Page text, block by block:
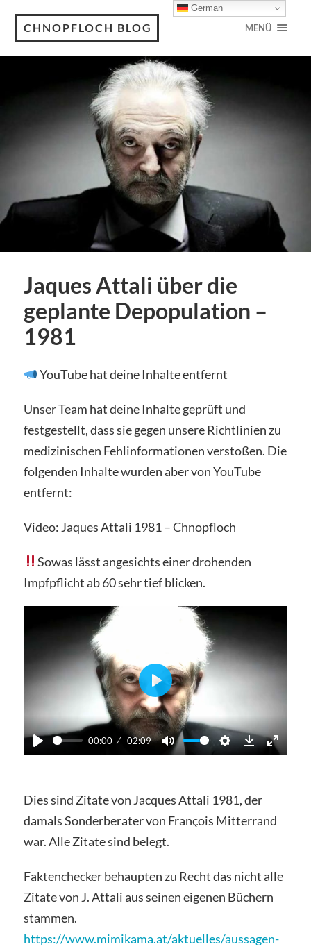
CHNOPFLOCH BLOG MENÜ
Jaques Attali über die
geplante Depopulation –
1981
YouTube hat deine Inhalte entfernt
Unser Team hat deine Inhalte geprüft und
festgestellt, dass sie gegen unsere Richtlinien zu
medizinischen Fehlinformationen verstoßen. Die
folgenden Inhalte wurden aber von YouTube
entfernt:
Video: Jaques Attali 1981 – Chnopfloch
Sowas lässt angesichts einer drohenden
Impfpflicht ab 60 sehr tief blicken.
Play
00:00 02:09
Mute SettingsDownload
Enter
Play
Dies sind Zitate von Jacques Attali 1981, der
damals Sonderberater von François Mitterrand
war. Alle Zitate sind belegt.
Faktenchecker behaupten zu Recht das nicht alle
Zitate von J. Attali aus seinen eigenen Büchern
stammen.
https://www.mimikama.at/aktuelles/aussagen-
German